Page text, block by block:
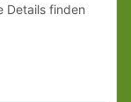
Details finden